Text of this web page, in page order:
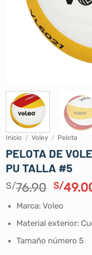
Inicio / Voley / Pelota
PELOTA DE
PU TALLA #5
S/76.90 El
original
era:
S/76.90.
S/
Marca: Voleo
Material exterior:
Tamaño número 5